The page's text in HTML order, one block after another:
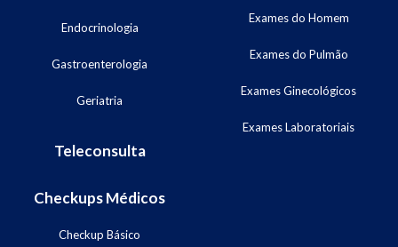
Endocrinologia
Gastroenterologia
Geriatria
Teleconsulta
Exames do Homem
Exames do Pulmão
Exames Ginecológicos
Exames Laboratoriais
Checkups Médicos
Checkup Básico